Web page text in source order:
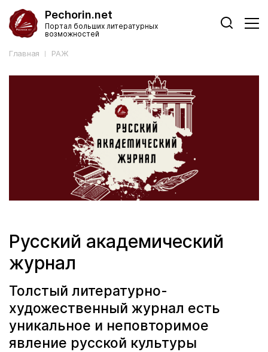
Pechorin.net
Портал больших литературных
возможностей
Главная РАЖ
Русский академический
журнал
Толстый литературно-
художественный журнал есть
уникальное и неповторимое
явление русской культуры